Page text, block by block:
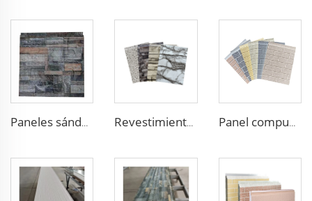
Paneles sándwich de espuma de poliuretano PU aislamiento exterior de pared de poliuretano panel de ladrillo de pared Revestimiento decorativo panel sandwich de pared de PU panel sandwich de espuma de poliuretano para paredes exteriores paneles para paredes y techos Panel compuesto de pared exterior con tamaño personalizado, material de fachada doble cara, panel decorativo de metal